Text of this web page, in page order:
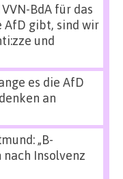
BdA für das
AfD gibt, sind wir
und
es die AfD
an
„B-
Insolvenz